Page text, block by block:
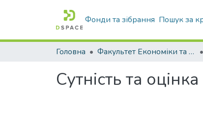
Фонди та зібрання Пошук за
Головна Факультет Економіки та бізнесу
Сутність та